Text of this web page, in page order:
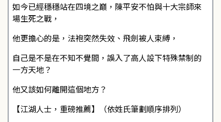
如今已經穩穩站在四境之巔，陳平安不怕與十大宗師來
場生死之戰，
他更擔心的是，法袍突然失效、飛劍被人束縛，
自己是不是在不知不覺間，誤入了高人設下特殊禁制的
一方天地？
他又該如何離開這個地方？
【江湖人士，重磅推薦】（依姓氏筆劃順序排列）